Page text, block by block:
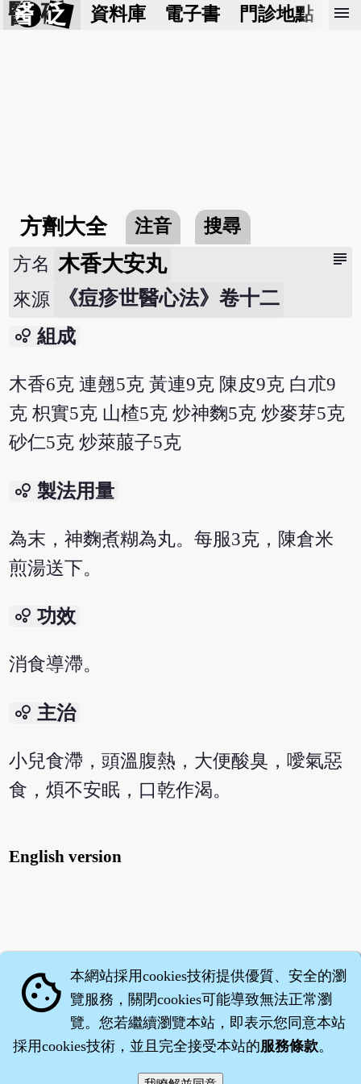
醫 砭 資料庫 電子書 門診地點 預
menu
方劑大全 注音 搜尋
subject
方名 木香大安丸
來源 《痘疹世醫心法》卷十二
bubble_chart 組成
木香6克 連翹5克 黃連9克 陳皮9克 白朮9
克 枳實5克 山楂5克 炒神麴5克 炒麥芽5克
砂仁5克 炒萊菔子5克
bubble_chart 製法用量
為末，神麴煮糊為丸。每服3克，陳倉米
煎湯送下。
bubble_chart 功效
消食導滯。
bubble_chart 主治
小兒食滯，頭溫腹熱，大便酸臭，噯氣惡
食，煩不安眠，口乾作渴。
English version
cookie 本網站採用cookies技術提供優質、安全的瀏
覽服務，關閉cookies可能導致無法正常瀏
覽。您若繼續瀏覽本站，即表示您同意本站
採用cookies技術，並且完全接受本站的服務條款。